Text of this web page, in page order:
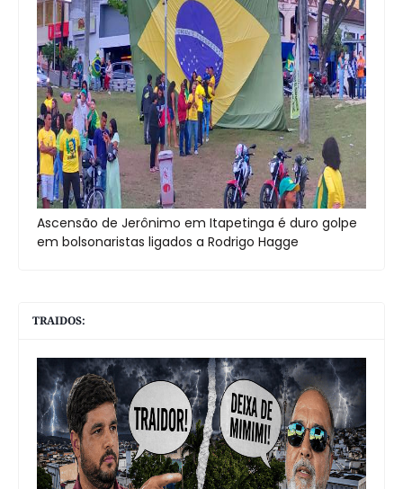
Ascensão de Jerônimo em Itapetinga é duro golpe
em bolsonaristas ligados a Rodrigo Hagge
TRAIDOS: